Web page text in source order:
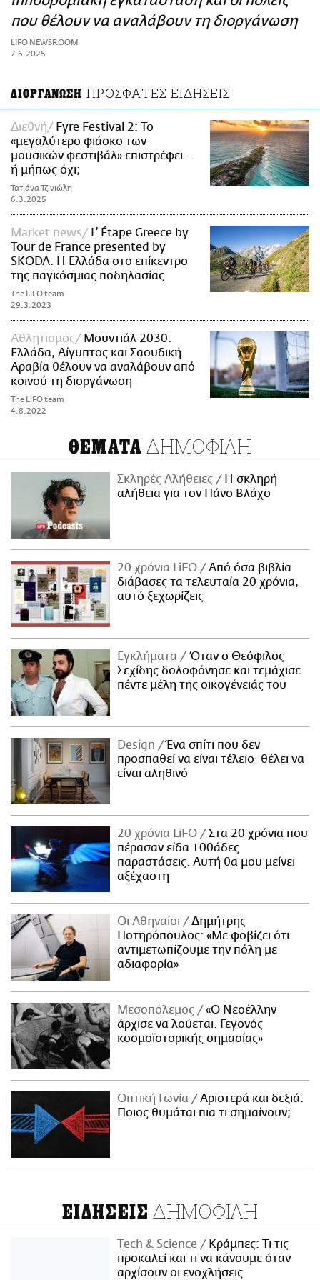
ΑΜΠΑ
PRINT
που θέλουν να αναλάβουν τη διοργάνωση
LIFO NEWSROOM
7.6.2025
ΔΙΟΡΓΑΝΩΣΗ ΠΡΟΣΦΑΤΕΣ ΕΙΔΗΣΕΙΣ
Διεθνή
Fyre Festival 2: Το
«μεγαλύτερο φιάσκο των
μουσικών φεστιβάλ» επιστρέφει -
ή μήπως όχι;
Τατιάνα Τζινιώλη
6.3.2025
Market news
L’ Étape Greece by
Tour de France presented by
SKODA: Η Ελλάδα στο επίκεντρο
της παγκόσμιας ποδηλασίας
The LiFO team
29.3.2023
Αθλητισμός
Μουντιάλ 2030:
Ελλάδα, Αίγυπτος και Σαουδική
Αραβία θέλουν να αναλάβουν από
κοινού τη διοργάνωση
The LiFO team
4.8.2022
ΘΕΜΑΤΑ ΔΗΜΟΦΙΛΗ
Σκληρές Αλήθειες
H σκληρή
αλήθεια για τον Πάνο Βλάχο
20 χρόνια LiFO
Από όσα βιβλία
διάβασες τα τελευταία 20 χρόνια,
αυτό ξεχωρίζεις
Εγκλήματα
Όταν ο Θεόφιλος
Σεχίδης δολοφόνησε και τεμάχισε
πέντε μέλη της οικογένειάς του
Design
Ένα σπίτι που δεν
προσπαθεί να είναι τέλειο· θέλει να
είναι αληθινό
20 χρόνια LiFO
Στα 20 χρόνια που
πέρασαν είδα 100άδες
παραστάσεις. Αυτή θα μου μείνει
αξέχαστη
Οι Αθηναίοι
Δημήτρης
Ποτηρόπουλος: «Με φοβίζει ότι
αντιμετωπίζουμε την πόλη με
αδιαφορία»
Μεσοπόλεμος
«Ο Νεοέλλην
άρχισε να λούεται. Γεγονός
κοσμοϊστορικής σημασίας»
Οπτική Γωνία
Αριστερά και δεξιά:
Ποιος θυμάται πια τι σημαίνουν;
ΕΙΔΗΣΕΙΣ ΔΗΜΟΦΙΛΗ
Τech & Science
Κράμπες: Τι τις
προκαλεί και τι να κάνουμε όταν
αρχίσουν οι ενοχλήσεις